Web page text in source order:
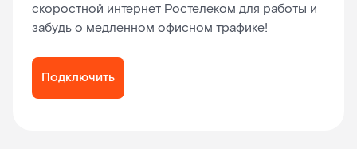
скоростной интернет Ростелеком для работы и
забудь о медленном офисном трафике!
Подключить